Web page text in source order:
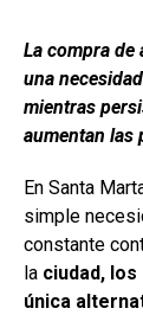
La compra de
una
mientras
aumentan las
En Santa
simple
constante
la ciudad,
única